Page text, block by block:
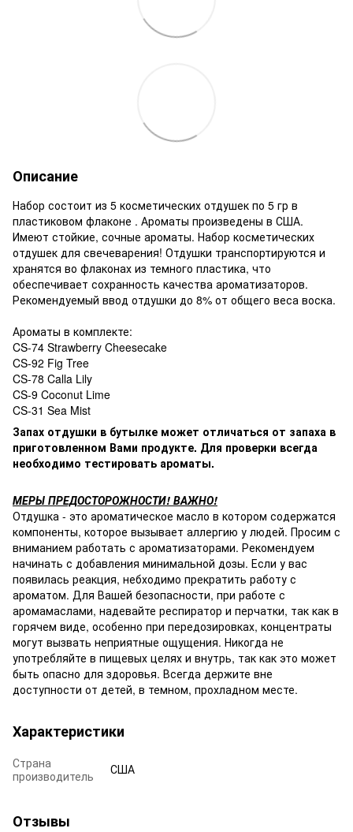
Описание
Набор состоит из 5 косметических отдушек по 5 гр в
пластиковом флаконе . Ароматы произведены в США.
Имеют стойкие, сочные ароматы. Набор косметических
отдушек для свечеварения! Отдушки транспортируются и
хранятся во флаконах из темного пластика, что
обеспечивает сохранность качества ароматизаторов.
Рекомендуемый ввод отдушки до 8% от общего веса воска.
Ароматы в комплекте:
CS-74 Strawberry Cheesecake
CS-92 Fig Tree
CS-78 Calla Lily
CS-9 Coconut Lime
CS-31 Sea Mist
Запах отдушки в бутылке может отличаться от запаха в
приготовленном Вами продукте. Для проверки всегда
необходимо тестировать ароматы.
МЕРЫ ПРЕДОСТОРОЖНОСТИ! ВАЖНО!
Отдушка - это ароматическое масло в котором содержатся
компоненты, которое вызывает аллергию у людей. Просим с
вниманием работать с ароматизаторами. Рекомендуем
начинать с добавления минимальной дозы. Если у вас
появилась реакция, небходимо прекратить работу с
ароматом. Для Вашей безопасности, при работе с
аромамаслами, надевайте респиратор и перчатки, так как в
горячем виде, особенно при передозировках, концентраты
могут вызвать неприятные ощущения. Никогда не
употребляйте в пищевых целях и внутрь, так как это может
быть опасно для здоровья. Всегда держите вне
доступности от детей, в темном, прохладном месте.
Характеристики
Страна
производитель
США
Отзывы